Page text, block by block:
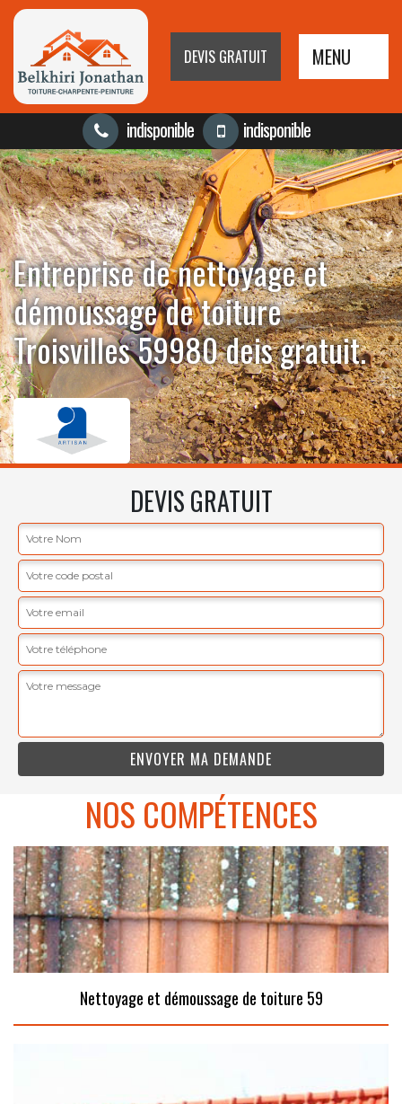
DEVIS GRATUIT MENU
indisponible indisponible
Entreprise de nettoyage et
démoussage de toiture
Troisvilles 59980 deis gratuit.
DEVIS GRATUIT
NOS COMPÉTENCES
Nettoyage et démoussage de toiture 59